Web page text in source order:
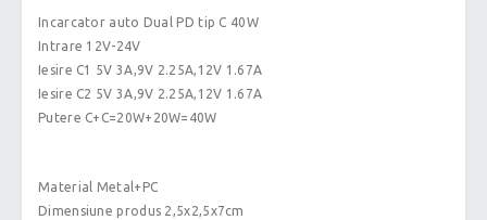
Incarcator auto Dual PD tip C 40W
Intrare 12V-24V
Iesire C1 5V 3A,9V 2.25A,12V 1.67A
Iesire C2 5V 3A,9V 2.25A,12V 1.67A
Putere C+C=20W+20W=40W
Material Metal+PC
Dimensiune produs 2,5x2,5x7cm